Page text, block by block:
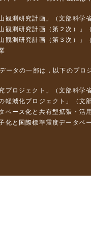
観測研究計画」（文部科学
観測研究計画（第２次）」
観測研究計画（第３次）」
ータの一部は，以下のプロ
プロジェクト」（文部科
軽減化プロジェクト」（
ベース化と共有型拡張・
化と国際標準震度データ